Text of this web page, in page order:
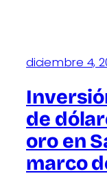
diciembre 4,
de
oro en
marco